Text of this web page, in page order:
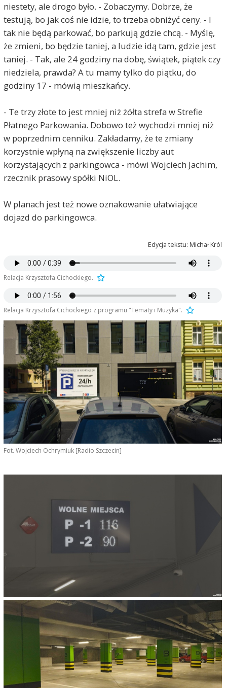
niestety, ale drogo było. - Zobaczymy. Dobrze, że
testują, bo jak coś nie idzie, to trzeba obniżyć ceny. - I
tak nie będą parkować, bo parkują gdzie chcą. - Myślę,
że zmieni, bo będzie taniej, a ludzie idą tam, gdzie jest
taniej. - Tak, ale 24 godziny na dobę, świątek, piątek czy
niedziela, prawda? A tu mamy tylko do piątku, do
godziny 17 - mówią mieszkańcy.
- Te trzy złote to jest mniej niż żółta strefa w Strefie
Płatnego Parkowania. Dobowo też wychodzi mniej niż
w poprzednim cenniku. Zakładamy, że te zmiany
korzystnie wpłyną na zwiększenie liczby aut
korzystających z parkingowca - mówi Wojciech Jachim,
rzecznik prasowy spółki NiOL.
W planach jest też nowe oznakowanie ułatwiające
dojazd do parkingowca.
Edycja tekstu: Michał Król
Relacja Krzysztofa Cichockiego.
Relacja Krzysztofa Cichockiego z programu "Tematy i Muzyka".
Fot. Wojciech Ochrymiuk [Radio Szczecin]